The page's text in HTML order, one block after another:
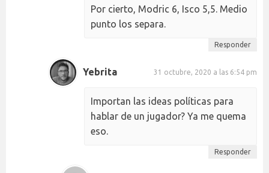
Por cierto, Modric 6, Isco 5,5. Medio
punto los separa.
Responder
Yebrita 31 octubre, 2020 a las 6:54 pm
Importan las ideas políticas para
hablar de un jugador? Ya me quema
eso.
Responder